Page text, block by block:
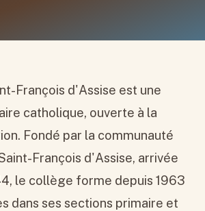
François d'Assise est une
catholique, ouverte à la
Fondé par la communauté
François d'Assise, arrivée
le collège forme depuis 1963
dans ses sections primaire et